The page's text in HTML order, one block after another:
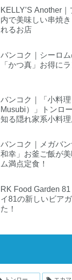
KELLY’S Another
内で美味しい串焼
れるお店
バンコク｜シーロ
「かつ真」お得にラ
バンコク｜「小料
Musubi）」トンロ
知る隠れ家系小料理
バンコク｜メガバ
和幸」お釜ご飯が
ム満点定食！
RK Food Garden
イ81の新しいビア
た！